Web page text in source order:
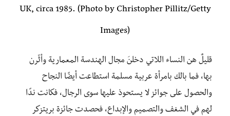
UK, circa 1985. (Photo by Christopher Pillitz/Getty
Images)
قليلٌ هن النساء اللاتي دخلنَ مجال الهندسة المعمارية وأثّرن
بها، فما بالك بامرأة عربية مسلمة استطاعت أيضًا النجاح
والحصول على جوائز لا يستحوذ عليها سوى الرجال، فكانت ندًا
لهم في الشغف والتصميم والإبداع، فحصدت جائزة بريتزكر